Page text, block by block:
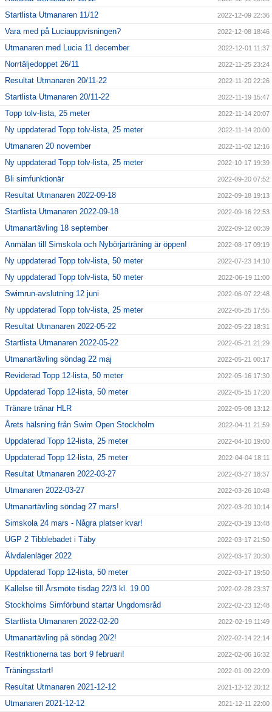
Startlista Utmanaren 11/12 2022-12-09 22:36
Vara med på Luciauppvisningen? 2022-12-08 18:46
Utmanaren med Lucia 11 december 2022-12-01 11:37
Norrtäljedoppet 26/11 2022-11-25 23:24
Resultat Utmanaren 20/11-22 2022-11-20 22:26
Startlista Utmanaren 20/11-22 2022-11-19 15:47
Topp tolv-lista, 25 meter 2022-11-14 20:07
Ny uppdaterad Topp tolv-lista, 25 meter 2022-11-14 20:00
Utmanaren 20 november 2022-11-02 12:16
Ny uppdaterad Topp tolv-lista, 25 meter 2022-10-17 19:39
Bli simfunktionär 2022-09-20 07:52
Resultat Utmanaren 2022-09-18 2022-09-18 19:13
Startlista Utmanaren 2022-09-18 2022-09-16 22:53
Utmanartävling 18 september 2022-09-12 00:39
Anmälan till Simskola och Nybörjarträning är öppen! 2022-08-17 09:19
Ny uppdaterad Topp tolv-lista, 50 meter 2022-07-23 14:10
Ny uppdaterad Topp tolv-lista, 50 meter 2022-06-19 11:00
Swimrun-avslutning 12 juni 2022-06-07 22:48
Ny uppdaterad Topp tolv-lista, 25 meter 2022-05-25 17:55
Resultat Utmanaren 2022-05-22 2022-05-22 18:31
Startlista Utmanaren 2022-05-22 2022-05-21 21:29
Utmanartävling söndag 22 maj 2022-05-21 00:17
Reviderad Topp 12-lista, 50 meter 2022-05-16 17:30
Uppdaterad Topp 12-lista, 50 meter 2022-05-15 17:20
Tränare tränar HLR 2022-05-08 13:12
Årets hälsning från Swim Open Stockholm 2022-04-11 21:59
Uppdaterad Topp 12-lista, 25 meter 2022-04-10 19:00
Uppdaterad Topp 12-lista, 25 meter 2022-04-04 18:11
Resultat Utmanaren 2022-03-27 2022-03-27 18:37
Utmanaren 2022-03-27 2022-03-26 10:48
Utmanartävling söndag 27 mars! 2022-03-20 10:14
Simskola 24 mars - Några platser kvar! 2022-03-19 13:48
UGP 2 Tibblebadet i Täby 2022-03-17 21:50
Älvdalenläger 2022 2022-03-17 20:30
Uppdaterad Topp 12-lista, 50 meter 2022-03-17 19:50
Kallelse till Årsmöte tisdag 22/3 kl. 19.00 2022-02-28 23:37
Stockholms Simförbund startar Ungdomsråd 2022-02-23 12:48
Startlista Utmanaren 2022-02-20 2022-02-19 11:49
Utmanartävling på söndag 20/2! 2022-02-14 22:14
Restriktionerna tas bort 9 februari! 2022-02-06 16:32
Träningsstart! 2022-01-09 22:09
Resultat Utmanaren 2021-12-12 2021-12-12 20:12
Utmanaren 2021-12-12 2021-12-11 22:00